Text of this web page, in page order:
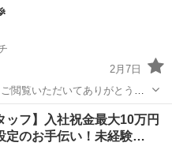
2月7日
閲覧いただいてありがとうご
ショップ ティッシュ
ッフ】入社祝金最大10万円
定のお手伝い！未経験…